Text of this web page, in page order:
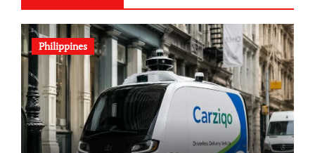
Philippines